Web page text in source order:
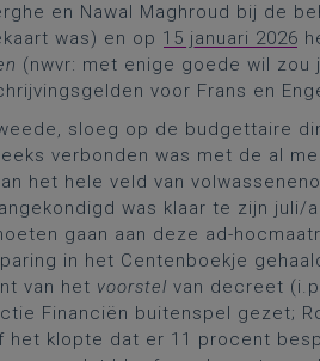
en Nawal Maghroud bij de
was) en op 15 januari 2026
(nwvr: met enige goede wil zou
voor Frans en
sloeg op de budgettaire
verbonden was met de al
het hele veld van
was klaar te zijn juli/
gaan aan deze ad-
in het Centenboekje
van het voorstel van decreet
Financiën buitenspel gezet;
het klopte dat er 11 procent